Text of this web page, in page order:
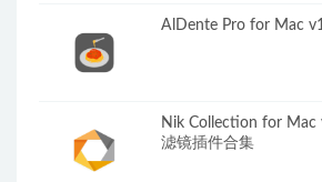
AlDente Pro for Mac
Nik Collection for Mac
滤镜插件合集